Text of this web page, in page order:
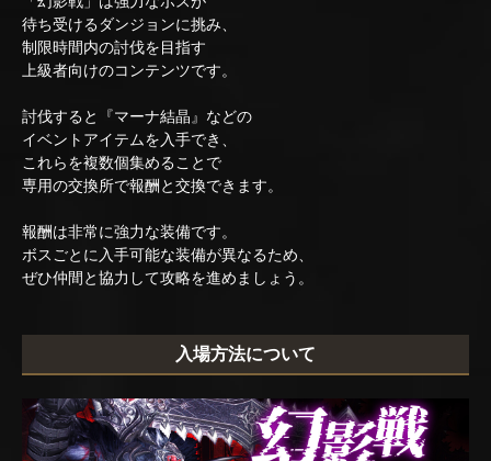
待ち受けるダンジョンに挑み、
制限時間内の討伐を目指す
上級者向けのコンテンツです。
討伐すると『マーナ結晶』などの
イベントアイテムを入手でき、
これらを複数個集めることで
専用の交換所で報酬と交換できます。
報酬は非常に強力な装備です。
ボスごとに入手可能な装備が異なるため、
ぜひ仲間と協力して攻略を進めましょう。
入場方法について